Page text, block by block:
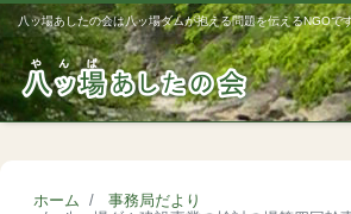
八ッ場あしたの会は八ッ場ダムが抱える問題を伝えるNGOで
ホーム
事務局だより